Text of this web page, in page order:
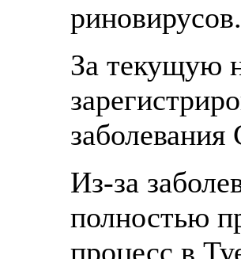
риновирусов.
За текущую
Из-за
полностью
процесс в